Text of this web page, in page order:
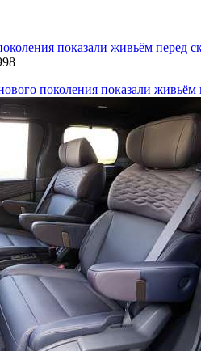
показали живьём перед
поколения показали живьём